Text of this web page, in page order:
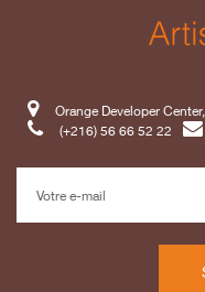
Orange Developer
(+216) 56 66 52 22